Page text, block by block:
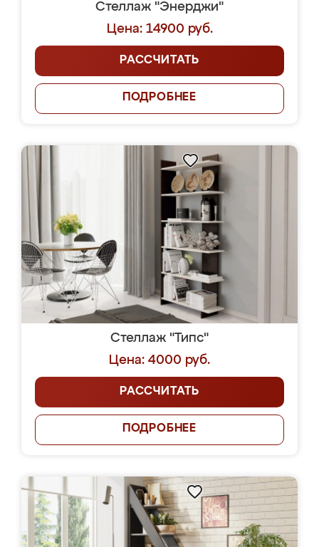
Стеллаж "Энерджи"
Цена: 14900 руб.
РАССЧИТАТЬ
ПОДРОБНЕЕ
Стеллаж "Типс"
Цена: 4000 руб.
РАССЧИТАТЬ
ПОДРОБНЕЕ